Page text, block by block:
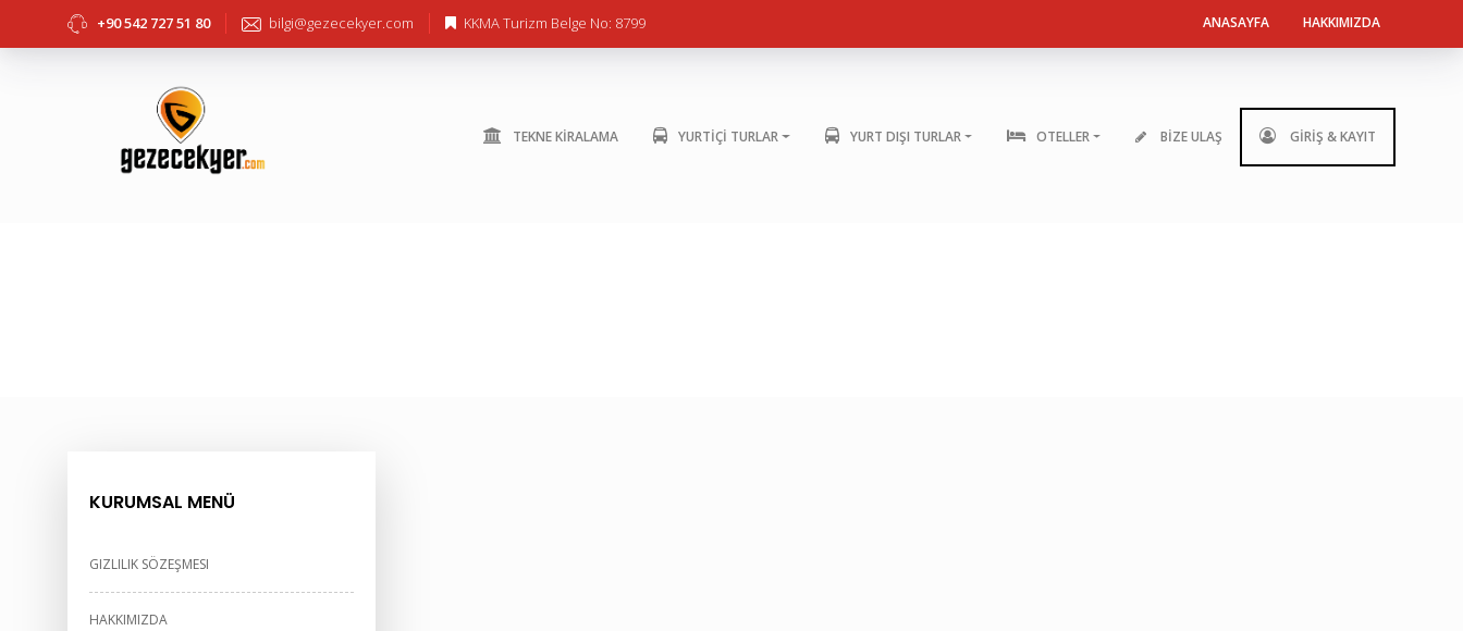
+90 542 727 51 80 bilgi@gezecekyer.com KKMA Turizm Belge No: 8799 ANASAYFA HAKKIMIZDA
TEKNE KİRALAMA YURTİÇİ TURLAR YURT DIŞI TURLAR OTELLER BİZE ULAŞ GİRİŞ & KAYIT
KURUMSAL MENÜ
GIZLILIK SÖZEŞMESI
HAKKIMIZDA